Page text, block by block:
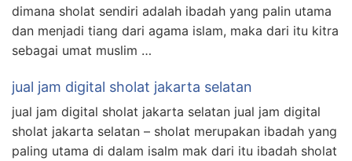
dimana sholat sendiri adalah ibadah yang palin utama
dan menjadi tiang dari agama islam, maka dari itu kitra
sebagai umat muslim …
jual jam digital sholat jakarta selatan
jual jam digital sholat jakarta selatan jual jam digital
sholat jakarta selatan – sholat merupakan ibadah yang
paling utama di dalam isalm mak dari itu ibadah sholat